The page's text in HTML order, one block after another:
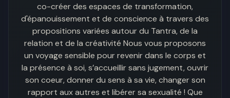
co-créer des espaces de transformation,
d'épanouissement et de conscience à travers des
propositions variées autour du Tantra, de la
relation et de la créativité Nous vous proposons
un voyage sensible pour revenir dans le corps et
la présence à soi, s’accueillir sans jugement, ouvrir
son coeur, donner du sens à sa vie, changer son
rapport aux autres et libérer sa sexualité ! Que